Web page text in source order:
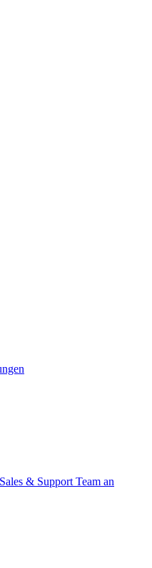
& Support Team an